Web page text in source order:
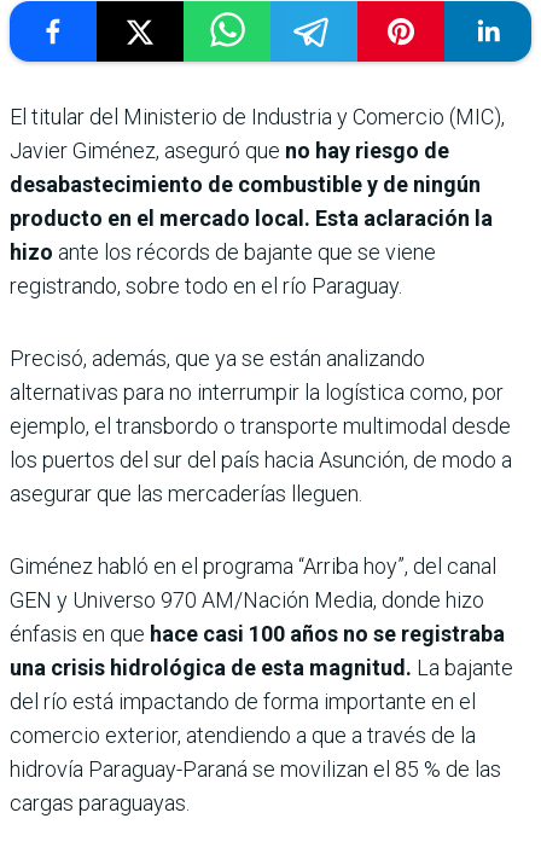
El titular del Ministerio de Industria y Comercio (MIC),
Javier Giménez, aseguró que no hay riesgo de
desabastecimiento de combustible y de ningún
producto en el mercado local. Esta aclaración la
hizo ante los récords de bajante que se viene
registrando, sobre todo en el río Paraguay.
Precisó, además, que ya se están analizando
alternativas para no interrumpir la logística como, por
ejemplo, el transbordo o transporte multimodal desde
los puertos del sur del país hacia Asunción, de modo a
asegurar que las mercaderías lleguen.
Giménez habló en el programa “Arriba hoy”, del canal
GEN y Universo 970 AM/Nación Media, donde hizo
énfasis en que hace casi 100 años no se registraba
una crisis hidrológica de esta magnitud. La bajante
del río está impactando de forma importante en el
comercio exterior, atendiendo a que a través de la
hidrovía Paraguay-Paraná se movilizan el 85 % de las
cargas paraguayas.